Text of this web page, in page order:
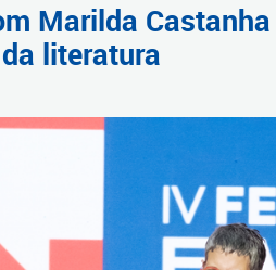
Marilda
literatura